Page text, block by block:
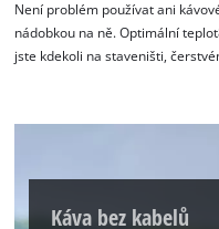
This
to
visitor.
Není problém používat ani
nádobkou na ně. Optimální
jste kdekoli na staveništi,
Káva bez kabelů